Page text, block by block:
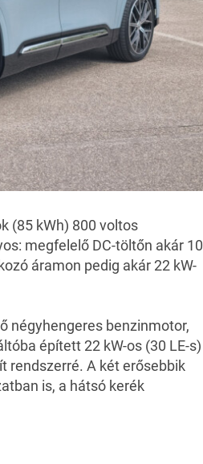
(85 kWh) 800 voltos
megfelelő DC-töltőn akár 10
áramon pedig akár 22 kW-
négyhengeres benzinmotor,
épített 22 kW-os (30 LE-s)
rendszerré. A két erősebbik
is, a hátsó kerék